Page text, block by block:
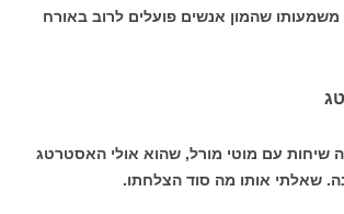
שהמון אנשים פועלים לרוב באורח
שיחות עם מוטי מורל, שהוא אולי האסטרטג